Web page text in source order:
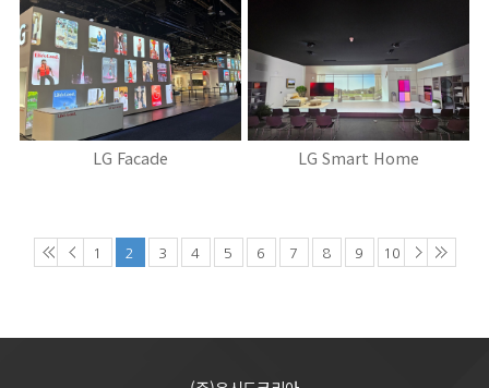
LG Facade LG Smart Home
1 2 3 4 5 6 7 8 9 10